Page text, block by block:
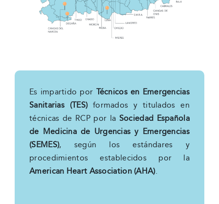
Es impartido por Técnicos en Emergencias
Sanitarias (TES)formados y titulados en
técnicas de RCP por la Sociedad Española
de Medicina de Urgencias y Emergencias
(SEMES), según los estándares y
procedimientos establecidos por la
American Heart Association (AHA).